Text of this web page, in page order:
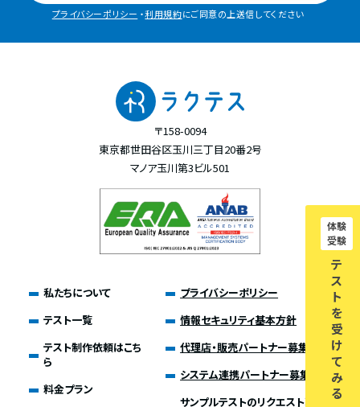
体験
受験
テ
ス
ト
を
受
け
て
み
る
プライバシーポリシー ・利用規約にご同意の上送信してください
〒158-0094
東京都世田谷区玉川三丁目20番2号
マノア玉川第3ビル501
私たちについて
テスト一覧
テスト制作依頼はこち
ら
料金プラン
プライバシーポリシー
情報セキュリティ基本方針
代理店・販売パートナー募集
システム連携パートナー募集
サンプルテストのリクエスト募集